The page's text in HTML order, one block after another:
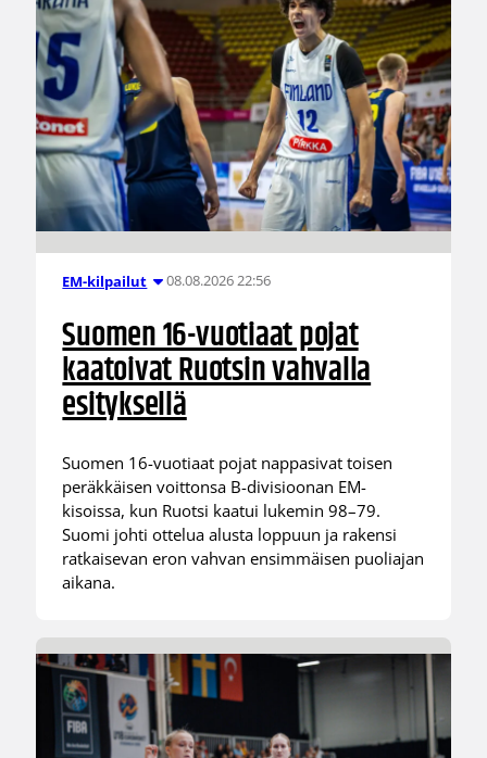
EM-kilpailut 08.08.2026 22:56
Suomen 16-vuotiaat pojat
kaatoivat Ruotsin vahvalla
esityksellä
Suomen 16-vuotiaat pojat nappasivat toisen
peräkkäisen voittonsa B-divisioonan EM-
kisoissa, kun Ruotsi kaatui lukemin 98–79.
Suomi johti ottelua alusta loppuun ja rakensi
ratkaisevan eron vahvan ensimmäisen puoliajan
aikana.